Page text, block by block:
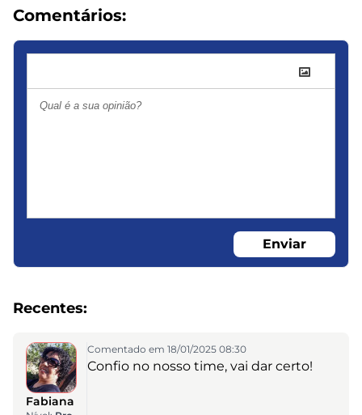
Comentários:
Enviar
Recentes:
Fabiana
Comentado em 18/01/2025 08:30
Confio no nosso time, vai dar certo!